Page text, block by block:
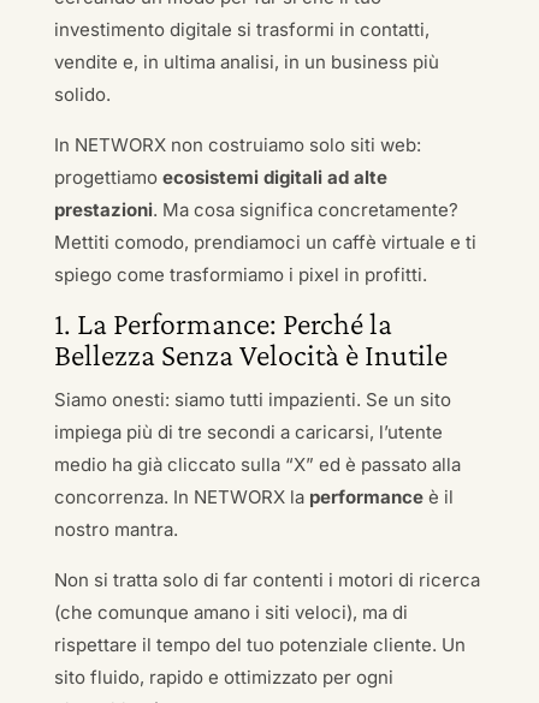
investimento digitale si trasformi in contatti,
vendite e, in ultima analisi, in un business più
solido.
In NETWORX non costruiamo solo siti web:
progettiamo ecosistemi digitali ad alte
prestazioni. Ma cosa significa concretamente?
Mettiti comodo, prendiamoci un caffè virtuale e ti
spiego come trasformiamo i pixel in profitti.
1. La Performance: Perché la
Bellezza Senza Velocità è Inutile
Siamo onesti: siamo tutti impazienti. Se un sito
impiega più di tre secondi a caricarsi, l’utente
medio ha già cliccato sulla “X” ed è passato alla
concorrenza. In NETWORX la performanceè il
nostro mantra.
Non si tratta solo di far contenti i motori di ricerca
(che comunque amano i siti veloci), ma di
rispettare il tempo del tuo potenziale cliente. Un
sito fluido, rapido e ottimizzato per ogni